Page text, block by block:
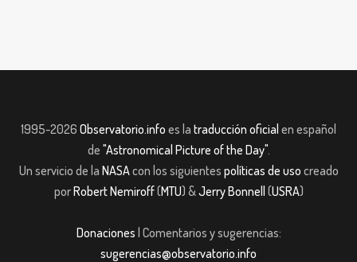
1995-2026 Observatorio.info es la traducción oficial en español
de "Astronomical Picture of the Day".
Un servicio de la NASAcon los siguientes políticas de uso creado
porRobert Nemiroff(MTU) &Jerry Bonnell (USRA)
Donaciones | Comentarios y sugerencias:
sugerencias@observatorio.info